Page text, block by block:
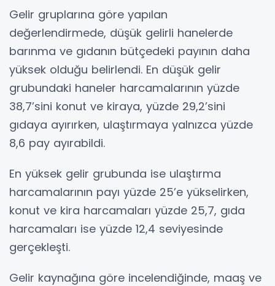
Gelir gruplarına göre yapılan
değerlendirmede, düşük gelirli hanelerde
barınma ve gıdanın bütçedeki payının daha
yüksek olduğu belirlendi. En düşük gelir
grubundaki haneler harcamalarının yüzde
38,7’sini konut ve kiraya, yüzde 29,2’sini
gıdaya ayırırken, ulaştırmaya yalnızca yüzde
8,6 pay ayırabildi.
En yüksek gelir grubunda ise ulaştırma
harcamalarının payı yüzde 25’e yükselirken,
konut ve kira harcamaları yüzde 25,7, gıda
harcamaları ise yüzde 12,4 seviyesinde
gerçekleşti.
Gelir kaynağına göre incelendiğinde, maaş ve